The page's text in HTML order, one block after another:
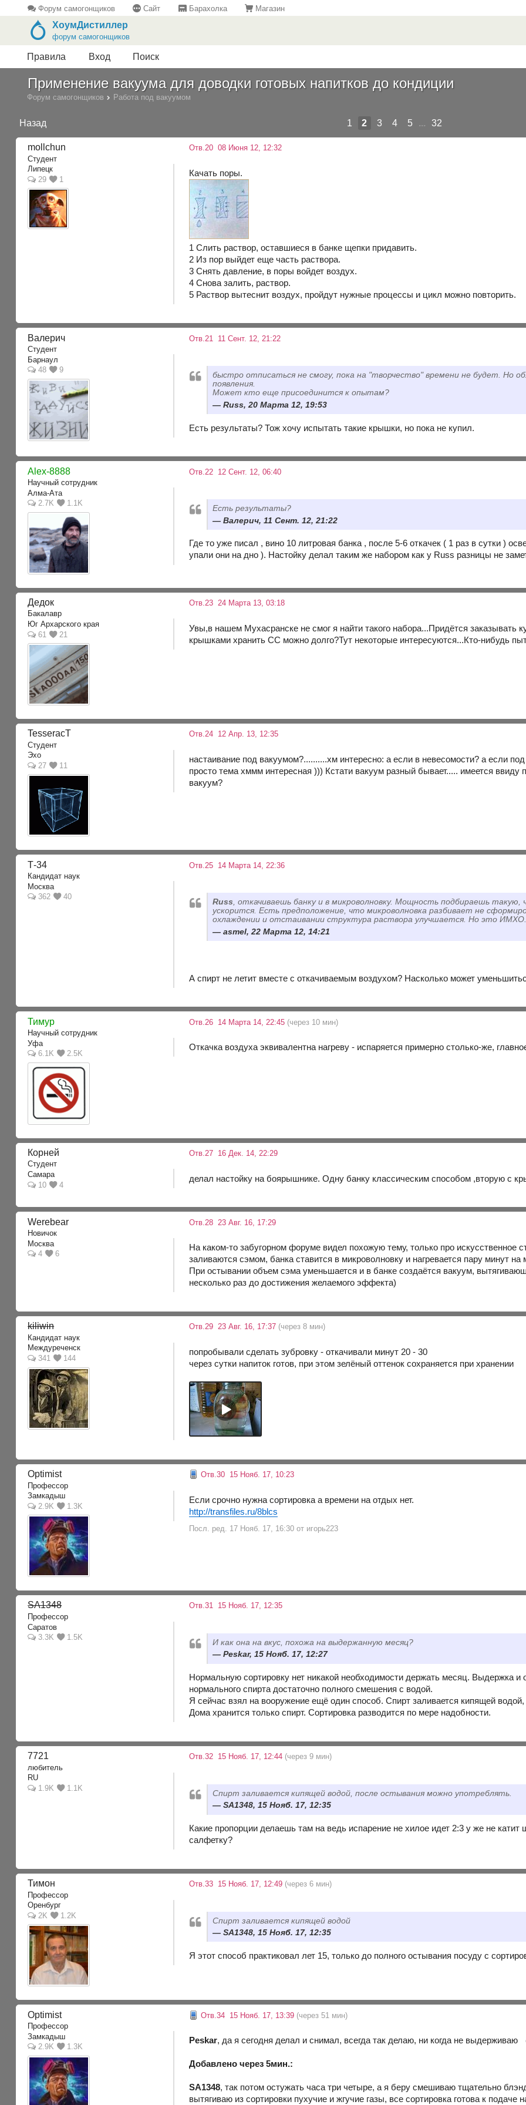
Форум самогонщиков Сайт Барахолка Магазин
ХоумДистиллер
форум самогонщиков
Правила Вход Поиск
Применение вакуума для доводки готовых напитков до кондиции
Форум самогонщиков Работа под вакуумом
Назад 1 2 3 4 5 ... 32
mollchun
Студент
Липецк
29
1
Отв.20 08 Июня 12, 12:32
Качать поры.
1 Слить раствор, оставшиеся в банке щепки придавить.
2 Из пор выйдет еще часть раствора.
3 Снять давление, в поры войдет воздух.
4 Снова залить, раствор.
5 Раствор вытеснит воздух, пройдут нужные процессы и цикл можно повторить.
Валерич
Студент
Барнаул
48
9
Отв.21 11 Сент. 12, 21:22
быстро отписаться не смогу, пока на "творчество" времени не будет. Но
появления.
Может кто еще присоединится к опытам?
Russ, 20 Марта 12, 19:53
Есть результаты? Тож хочу испытать такие крышки, но пока не купил.
Alex-8888
Научный сотрудник
Алма-Ата
2.7K
1.1K
Отв.22 12 Сент. 12, 06:40
Есть результаты?
Валерич, 11 Сент. 12, 21:22
Где то уже писал , вино 10 литровая банка , после 5-6 откачек ( 1 раз в сутки )
упали они на дно ). Настойку делал таким же набором как у Russ разницы не
Дедок
Бакалавр
Юг Архарского края
61
21
Отв.23 24 Марта 13, 03:18
Увы,в нашем Мухасранске не смог я найти такого набора...Придётся заказывать
крышками хранить СС можно долго?Тут некоторые интересуются...Кто-нибудь
TesseracT
Студент
Эхо
27
11
Отв.24 12 Апр. 13, 12:35
настаивание под вакуумом?..........хм интересно: а если в невесомости? а если
просто тема хммм интересная ))) Кстати вакуум разный бывает..... имеется
вакуум?
Т-34
Кандидат наук
Москва
362
40
Отв.25 14 Марта 14, 22:36
Russ, откачиваешь банку и в микроволновку. Мощность подбираешь
ускорится. Есть предположение, что микроволновка разбивает не
охлаждении и отстаивании структура раствора улучшается. Но это
asmel, 22 Марта 12, 14:21
А спирт не летит вместе с откачиваемым воздухом? Насколько может
Тимур
Научный сотрудник
Уфа
6.1K
2.5K
Отв.26 14 Марта 14, 22:45 (через 10 мин)
Откачка воздуха эквивалентна нагреву - испаряется примерно столько-же,
Корней
Студент
Самара
10
4
Отв.27 16 Дек. 14, 22:29
делал настойку на боярышнике. Одну банку классическим способом ,вторую с
Werebear
Новичок
Москва
4
6
Отв.28 23 Авг. 16, 17:29
На каком-то забугорном форуме видел похожую тему, только про
заливаются сэмом, банка ставится в микроволновку и нагревается пару минут
При остывании объем сэма уменьшается и в банке создаётся вакуум,
несколько раз до достижения желаемого эффекта)
kiliwin
Кандидат наук
Междуреченск
341
144
Отв.29 23 Авг. 16, 17:37 (через 8 мин)
попробывали сделать зубровку - откачивали минут 20 - 30
через сутки напиток готов, при этом зелёный оттенок сохраняется при хранении
Optimist
Профессор
Замкадыш
2.9K
1.3K
Отв.30 15 Нояб. 17, 10:23
Если срочно нужна сортировка а времени на отдых нет.
http://transfiles.ru/8blcs
Посл. ред. 17 Нояб. 17, 16:30 от игорь223
SA1348
Профессор
Саратов
3.3K
1.5K
Отв.31 15 Нояб. 17, 12:35
И как она на вкус, похожа на выдержанную месяц?
Peskar, 15 Нояб. 17, 12:27
Нормальную сортировку нет никакой необходимости держать месяц. Выдержка
нормального спирта достаточно полного смешения с водой.
Я сейчас взял на вооружение ещё один способ. Спирт заливается кипящей
Дома хранится только спирт. Сортировка разводится по мере надобности.
7721
любитель
RU
1.9K
1.1K
Отв.32 15 Нояб. 17, 12:44 (через 9 мин)
Спирт заливается кипящей водой, после остывания можно употреблять.
SA1348, 15 Нояб. 17, 12:35
Какие пропорции делаешь там на ведь испарение не хилое идет 2:3 у же не
салфетку?
Тимон
Профессор
Оренбург
2K
1.2K
Отв.33 15 Нояб. 17, 12:49 (через 6 мин)
Спирт заливается кипящей водой
SA1348, 15 Нояб. 17, 12:35
Я этот способ практиковал лет 15, только до полного остывания посуду с
Optimist
Профессор
Замкадыш
2.9K
1.3K
Отв.34 15 Нояб. 17, 13:39 (через 51 мин)
Peskar, да я сегодня делал и снимал, всегда так делаю, ни когда не выдерживаю
Добавлено через 5мин.:
SA1348, так потом остужать часа три четыре, а я беру смешиваю тщательно
вытягиваю из сортировки пухучие и жгучие газы, все сортировка готова к подаче